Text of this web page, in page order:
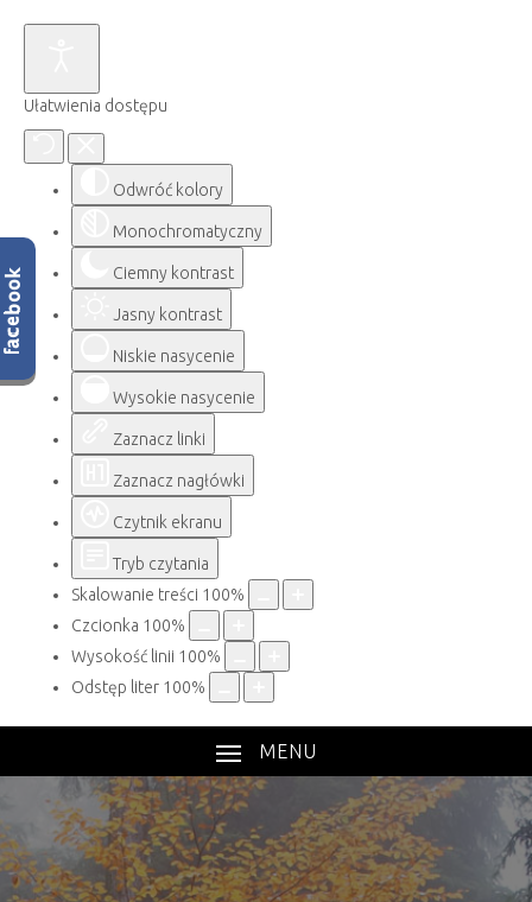
Ułatwienia dostępu
Odwróć kolory
Monochromatyczny
Ciemny kontrast
Jasny kontrast
Niskie nasycenie
Wysokie nasycenie
Zaznacz linki
Zaznacz nagłówki
Czytnik ekranu
Tryb czytania
Skalowanie treści 100%
Czcionka 100%
Wysokość linii 100%
Odstęp liter 100%
MENU